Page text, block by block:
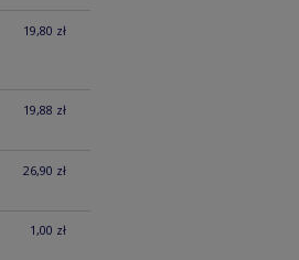
19,80 zł
19,88 zł
26,90 zł
1,00 zł